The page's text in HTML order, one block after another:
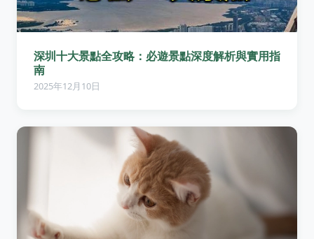
深圳十大景點全攻略：必遊景點深度解析與實用指
南
2025年12月10日